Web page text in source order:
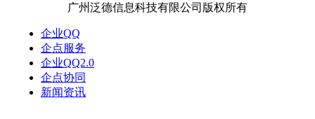
广州泛德信息科技有限公司版权所有
企业QQ
企点服务
企业QQ2.0
企点协同
新闻资讯